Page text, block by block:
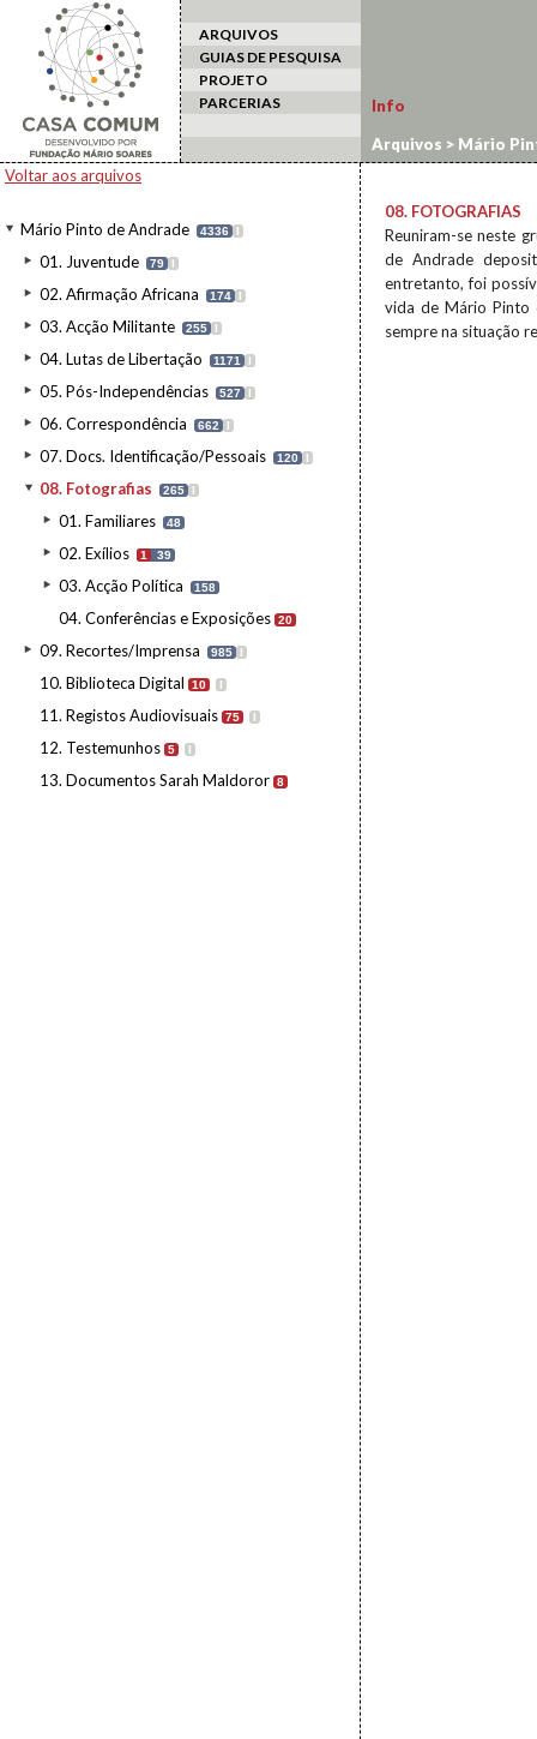
ARQUIVOS
GUIAS DE PESQUISA
PROJETO
PARCERIAS
Voltar aos arquivos
Mário Pinto de Andrade 4336 I
01. Juventude 79 I
02. Afirmação Africana 174 I
03. Acção Militante 255 I
04. Lutas de Libertação 1171 I
05. Pós-Independências 527 I
06. Correspondência 662 I
07. Docs. Identificação/Pessoais 120 I
08. Fotografias 265 I
01. Familiares 48
02. Exílios 1 39
03. Acção Política 158
04. Conferências e Exposições 20
09. Recortes/Imprensa 985 I
10. Biblioteca Digital 10 I
11. Registos Audiovisuais 75 I
12. Testemunhos 5 I
13. Documentos Sarah Maldoror 8
Info
Arquivos > Mário
08. FOTOGRAFIAS
Reuniram-se neste
de Andrade
entretanto, foi
vida de Mário Pinto
sempre na situação